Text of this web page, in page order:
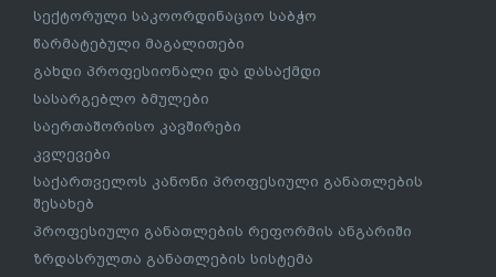
სექტორული საკოორდინაციო საბჭო
წარმატებული მაგალითები
გახდი პროფესიონალი და დასაქმდი
სასარგებლო ბმულები
საერთაშორისო კავშირები
კვლევები
საქართველოს კანონი პროფესიული განათლების
შესახებ
პროფესიული განათლების რეფორმის ანგარიში
ზრდასრულთა განათლების სისტემა